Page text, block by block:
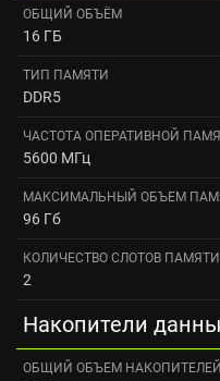
ОБЩИЙ ОБЪЁМ
16 ГБ
ТИП ПАМЯТИ
DDR5
ЧАСТОТА ОПЕРАТИВНОЙ
5600 МГц
МАКСИМАЛЬНЫЙ ОБЪЕМ
96 Гб
КОЛИЧЕСТВО СЛОТОВ ПАМЯТИ
2
Накопители
ОБЩИЙ ОБЪЕМ НАКОПИТЕЛЕЙ